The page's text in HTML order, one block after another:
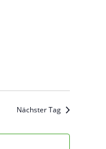
Nächster Tag